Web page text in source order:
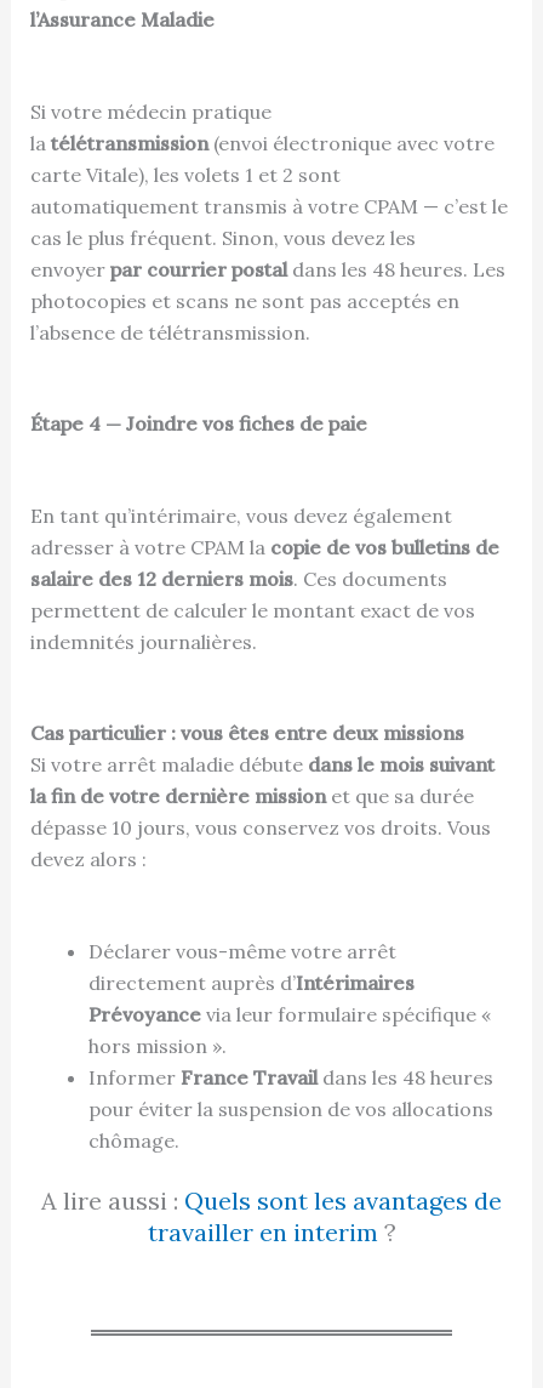
l’Assurance Maladie
Si votre médecin pratique
la télétransmission(envoi électronique avec votre
carte Vitale), les volets 1 et 2 sont
automatiquement transmis à votre CPAM — c’est le
cas le plus fréquent. Sinon, vous devez les
envoyer par courrier postaldans les 48 heures. Les
photocopies et scans ne sont pas acceptés en
l’absence de télétransmission.
Étape 4 — Joindre vos fiches de paie
En tant qu’intérimaire, vous devez également
adresser à votre CPAM la copie de vos bulletins de
salaire des 12 derniers mois. Ces documents
permettent de calculer le montant exact de vos
indemnités journalières.
Cas particulier : vous êtes entre deux missions
Si votre arrêt maladie débute dans le mois suivant
la fin de votre dernière missionet que sa durée
dépasse 10 jours, vous conservez vos droits. Vous
devez alors :
Déclarer vous-même votre arrêt
directement auprès d’Intérimaires
Prévoyancevia leur formulaire spécifique «
hors mission ».
Informer France Travaildans les 48 heures
pour éviter la suspension de vos allocations
chômage.
A lire aussi : Quels sont les avantages de
travailler en interim ?